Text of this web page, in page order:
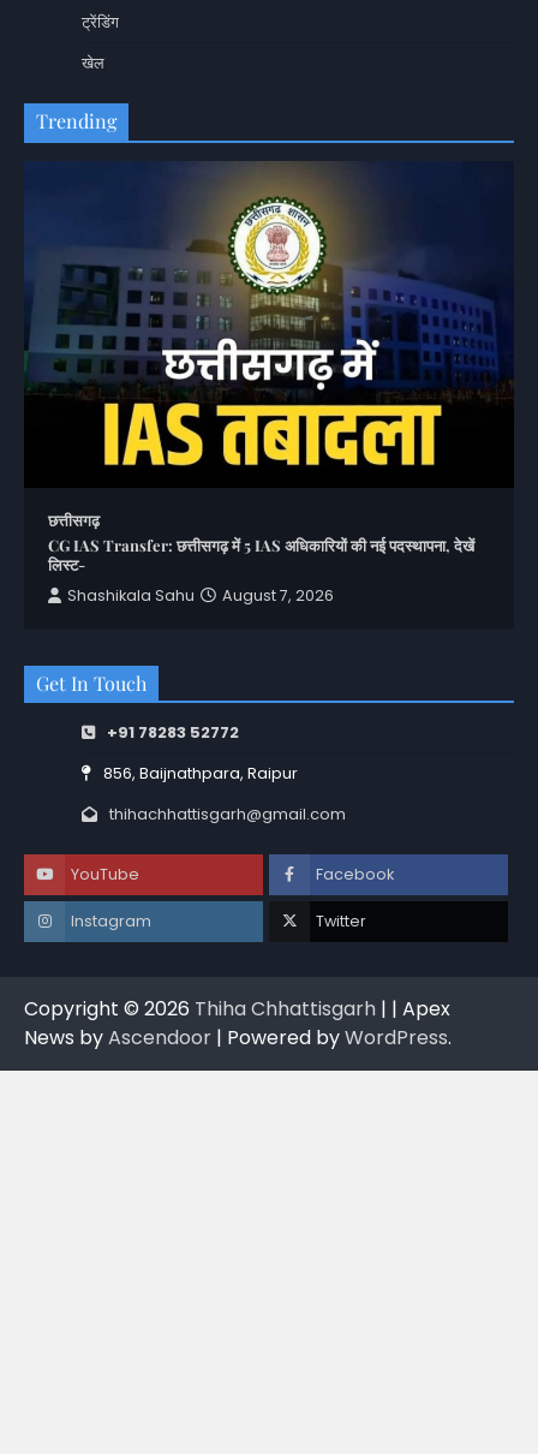
ट्रेंडिंग
खेल
Trending
छत्तीसगढ़
CG IAS Transfer: छत्तीसगढ़ में 5 IAS अधिकारियों की नई पदस्थापना, देखें
लिस्ट-
Shashikala Sahu
August 7, 2026
Get In Touch
+91 78283 52772
856, Baijnathpara, Raipur
thihachhattisgarh@gmail.com
YouTube Facebook
Instagram Twitter
Copyright © 2026 Thiha Chhattisgarh | | Apex
News byAscendoor | Powered byWordPress.